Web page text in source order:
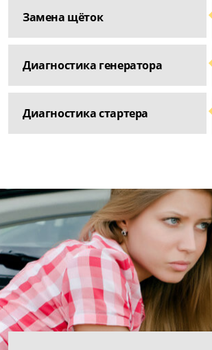
Замена щёток
Диагностика генератора
Диагностика стартера